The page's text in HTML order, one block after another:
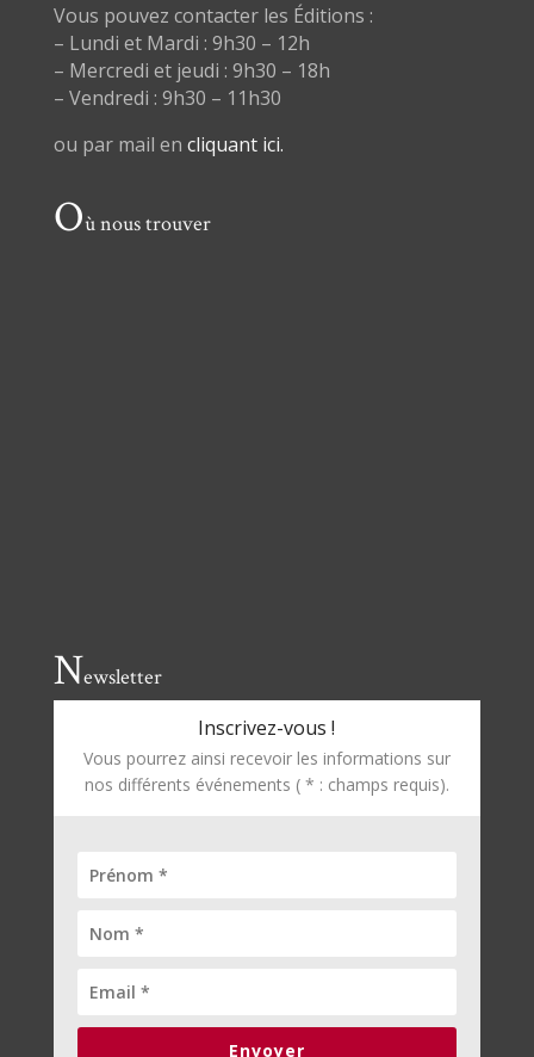
Vous pouvez contacter les Éditions :
– Lundi et Mardi : 9h30 – 12h
– Mercredi et jeudi : 9h30 – 18h
– Vendredi : 9h30 – 11h30
ou par mail en cliquant ici.
Où nous trouver
Newsletter
Inscrivez-vous !
Vous pourrez ainsi recevoir les informations sur
nos différents événements ( * : champs requis).
Envoyer